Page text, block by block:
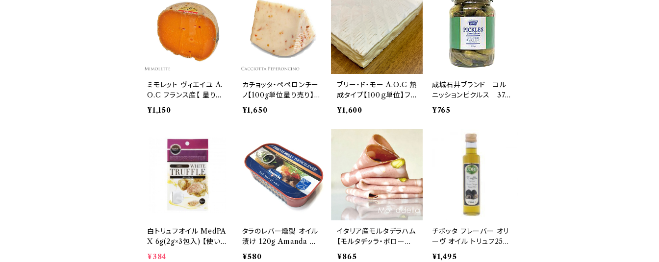
ミモレット ヴィエイユ A.
O.C フランス産【 量り売
り 】 50グラム単位 18カ
月熟成
¥1,150
カチョッタ・ペペロンチー
ノ【100g単位量り売り】イ
タリア産唐辛子入りチー
ズ
¥1,650
ブリー・ド・モー A.O.C 熟
成タイプ【100ｇ単位】フ
ランス産白カビチーズ
¥1,600
成城石井ブランド コル
ニッションピクルス 370
ｇ瓶(固形量)
¥765
白トリュフオイル MedPA
X 6g(2g×3包入) 【使い
切りサイズ】 イタリア食材
¥384
タラのレバー燻製 オイル
漬け 120g Amanda ア
イスランド産
¥580
イタリア産モルタデラハム
【モルタデッラ・ボローニ
ャハム】100ｇ単位
¥865
チボッタ フレーバー オリ
ーヴ オイル トリュフ250
ｍｌ
¥1,495